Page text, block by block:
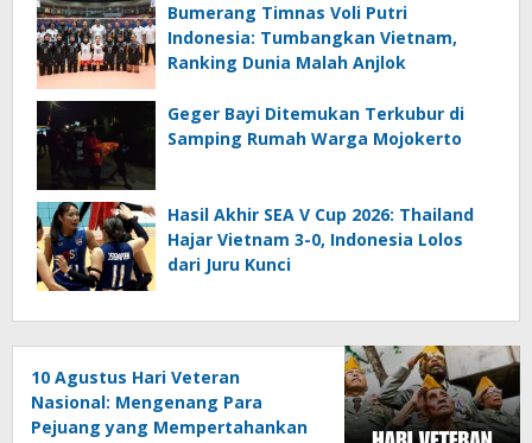
Bumerang Timnas Voli Putri
Indonesia: Tumbangkan Vietnam,
Ranking Dunia Malah Anjlok
Geger Bayi Ditemukan Terkubur di
Samping Rumah Warga Mojokerto
Hasil Akhir SEA V Cup 2026: Thailand
Hajar Vietnam 3-0, Indonesia Lolos
dari Juru Kunci
10 Agustus Hari Veteran
Nasional: Mengenang Para
Pejuang yang Mempertahankan